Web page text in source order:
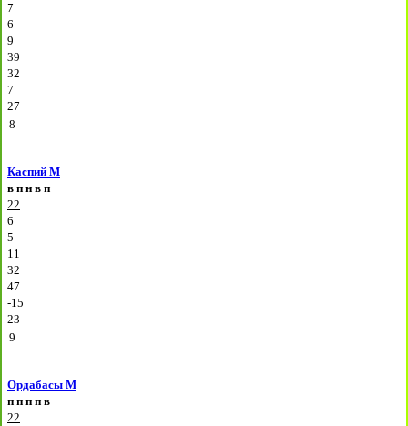
7
6
9
39
32
7
27
8
Каспий М
в п н в п
22
6
5
11
32
47
-15
23
9
Ордабасы М
п п п п в
22